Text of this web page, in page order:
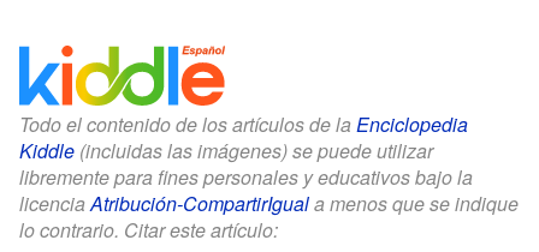
Todo el contenido de los artículos de la Enciclopedia
Kiddle (incluidas las imágenes) se puede utilizar
libremente para fines personales y educativos bajo la
licenciaAtribución-CompartirIguala menos que se indique
lo contrario. Citar este artículo: